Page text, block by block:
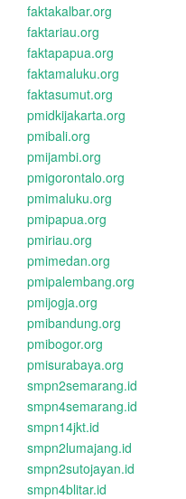
faktakalbar.org
faktariau.org
faktapapua.org
faktamaluku.org
faktasumut.org
pmidkijakarta.org
pmibali.org
pmijambi.org
pmigorontalo.org
pmimaluku.org
pmipapua.org
pmiriau.org
pmimedan.org
pmipalembang.org
pmijogja.org
pmibandung.org
pmibogor.org
pmisurabaya.org
smpn2semarang.id
smpn4semarang.id
smpn14jkt.id
smpn2lumajang.id
smpn2sutojayan.id
smpn4blitar.id